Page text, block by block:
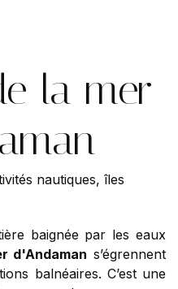
la mer
nautiques, îles
baignée par les eaux
d'Andaman s’égrennent
balnéaires. C’est une